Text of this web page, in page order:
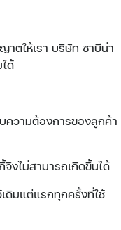
ตให้เรา บริษัท ซาบีน่า
ด้
ความต้องการของลูกค้า
งไม่สามารถเกิดขึ้นได้
ดิมแต่แรกทุกครั้งที่ใช้